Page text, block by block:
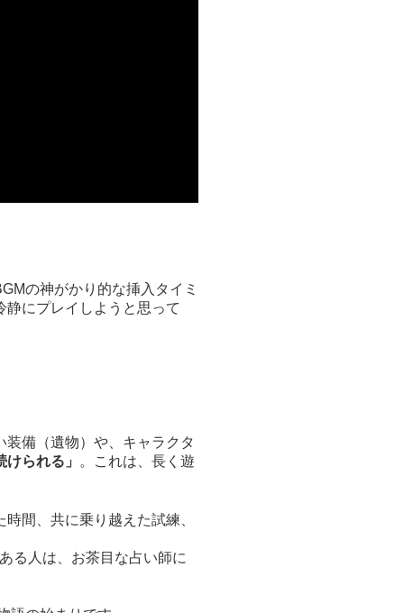
の神がかり的な挿入タイミ
にプレイしようと思って
備（遺物）や、キャラクタ
けられる」
。これは、長く遊
間、共に乗り越えた試練、
る人は、お茶目な占い師に